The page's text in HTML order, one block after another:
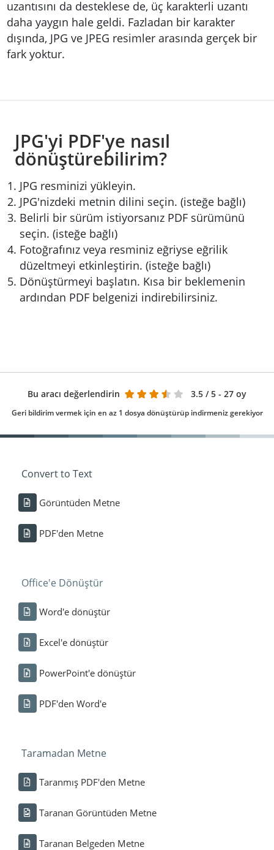
uzantısını da desteklese de, üç karakterli uzantı
daha yaygın hale geldi. Fazladan bir karakter
dışında, JPG ve JPEG resimler arasında gerçek bir
fark yoktur.
JPG'yi PDF'ye nasıl
dönüştürebilirim?
JPG resminizi yükleyin.
JPG'nizdeki metnin dilini seçin. (isteğe bağlı)
Belirli bir sürüm istiyorsanız PDF sürümünü
seçin. (isteğe bağlı)
Fotoğrafınız veya resminiz eğriyse eğrilik
düzeltmeyi etkinleştirin. (isteğe bağlı)
Dönüştürmeyi başlatın. Kısa bir beklemenin
ardından PDF belgenizi indirebilirsiniz.
Bu aracı değerlendirin 3.5 / 5 - 27 oy
Geri bildirim vermek için en az 1 dosya dönüştürüp indirmeniz gerekiyor
Convert to Text
Görüntüden Metne
PDF'den Metne
Office'e Dönüştür
Word'e dönüştür
Excel'e dönüştür
PowerPoint'e dönüştür
PDF'den Word'e
Taramadan Metne
Taranmış PDF'den Metne
Taranan Görüntüden Metne
Taranan Belgeden Metne